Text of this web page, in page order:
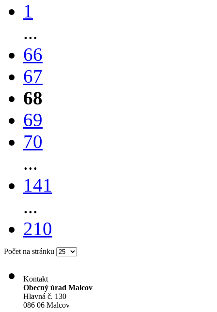
1
...
66
67
68
69
70
...
141
...
210
Počet na stránku
Kontakt
Obecný úrad Malcov
Hlavná č. 130
086 06 Malcov